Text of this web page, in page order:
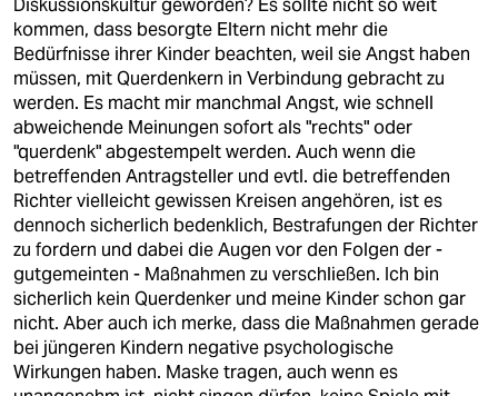
Diskussionskultur geworden? Es sollte nicht so weit
kommen, dass besorgte Eltern nicht mehr die
Bedürfnisse ihrer Kinder beachten, weil sie Angst haben
müssen, mit Querdenkern in Verbindung gebracht zu
werden. Es macht mir manchmal Angst, wie schnell
abweichende Meinungen sofort als "rechts" oder
"querdenk" abgestempelt werden. Auch wenn die
betreffenden Antragsteller und evtl. die betreffenden
Richter vielleicht gewissen Kreisen angehören, ist es
dennoch sicherlich bedenklich, Bestrafungen der Richter
zu fordern und dabei die Augen vor den Folgen der -
gutgemeinten - Maßnahmen zu verschließen. Ich bin
sicherlich kein Querdenker und meine Kinder schon gar
nicht. Aber auch ich merke, dass die Maßnahmen gerade
bei jüngeren Kindern negative psychologische
Wirkungen haben. Maske tragen, auch wenn es